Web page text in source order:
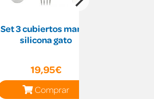
Set 3 cubiertos mango
silicona gato
19,95€
Comprar